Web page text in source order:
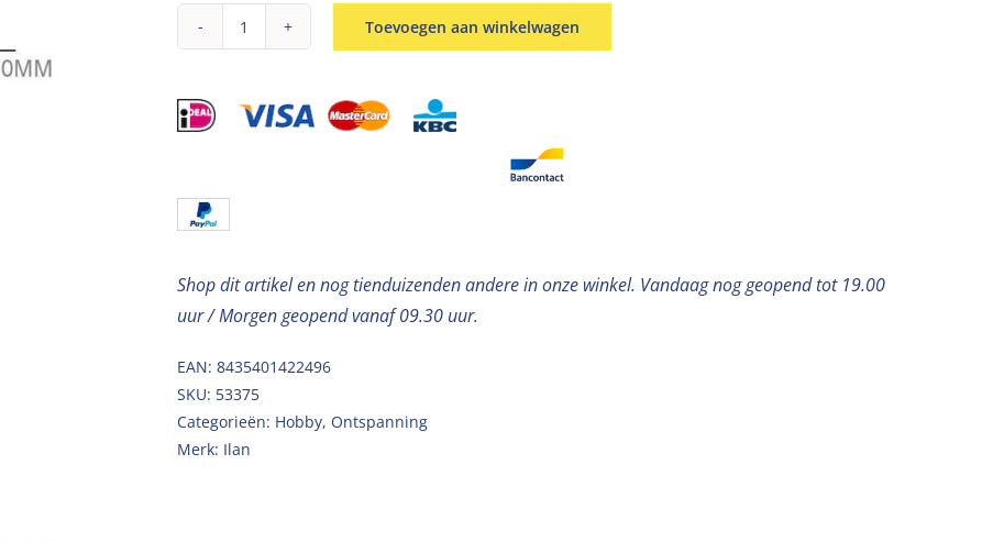
Vierkante
knutselstokjes
6*6*300mm
Toevoegen aan winkelwagen
Shop dit artikel en nog tienduizenden andere in onze winkel. Vandaag nog geopend tot 19.00
uur / Morgen geopend vanaf 09.30 uur.
EAN: 8435401422496
SKU: 53375
Categorieën: Hobby, Ontspanning
Merk: Ilan